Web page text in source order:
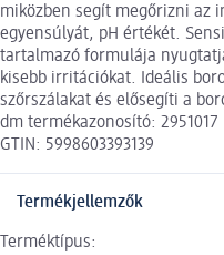
miközben segít megőrizni az
egyensúlyát, pH értékét.
tartalmazó formulája
kisebb irritációkat. Ideális
szőrszálakat és elősegíti a
dm termékazonosító: 2951017
GTIN: 5998603393139
Termékjellemzők
Terméktípus: